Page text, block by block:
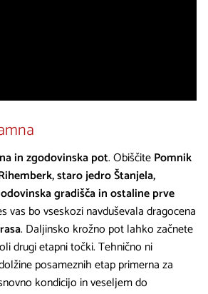
in zgodovinska pot. ObiščitePomnik
staro jedro Štanjela,
gradišča in ostaline prve
vas bo vseskozi navduševala dragocena
. Daljinsko krožno pot lahko začnete
drugi etapni točki. Tehnično ni
posameznih etap primerna za
kondicijo in veseljem do